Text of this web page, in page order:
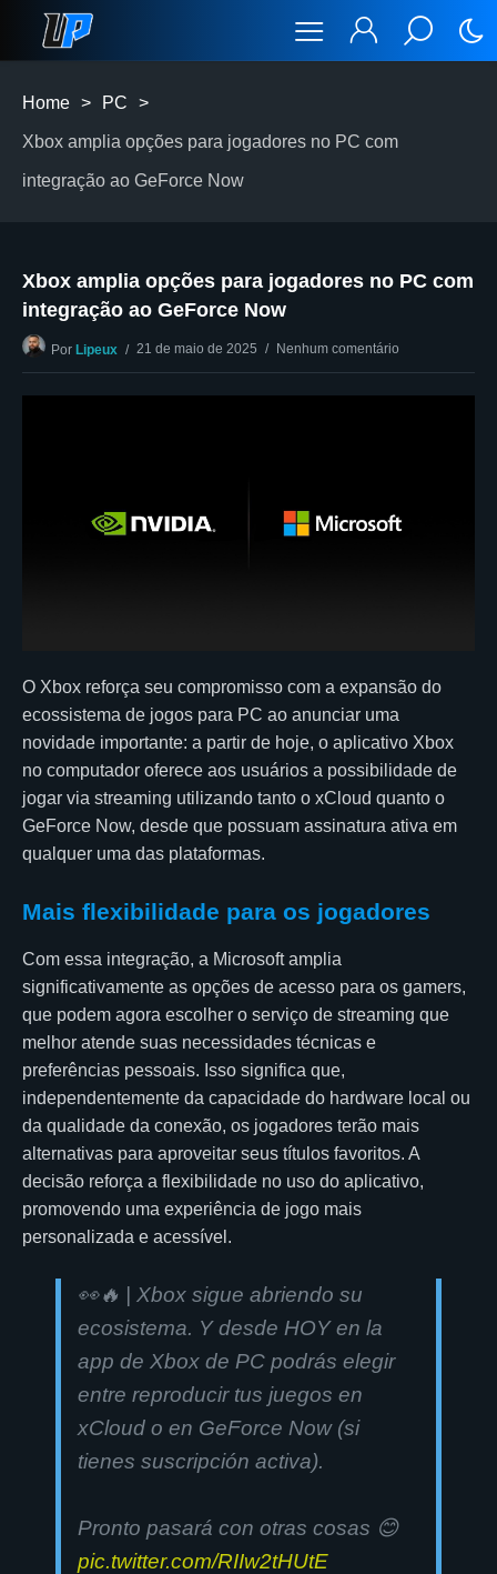
Home > PC >
Xbox amplia opções para jogadores no PC com
integração ao GeForce Now
Xbox amplia opções para jogadores no PC com
integração ao GeForce Now
Por Lipeux 21 de maio de 2025 Nenhum comentário
O Xbox reforça seu compromisso com a expansão do
ecossistema de jogos para PC ao anunciar uma
novidade importante: a partir de hoje, o aplicativo Xbox
no computador oferece aos usuários a possibilidade de
jogar via streaming utilizando tanto o xCloud quanto o
GeForce Now, desde que possuam assinatura ativa em
qualquer uma das plataformas.
Mais flexibilidade para os jogadores
Com essa integração, a Microsoft amplia
significativamente as opções de acesso para os gamers,
que podem agora escolher o serviço de streaming que
melhor atende suas necessidades técnicas e
preferências pessoais. Isso significa que,
independentemente da capacidade do hardware local ou
da qualidade da conexão, os jogadores terão mais
alternativas para aproveitar seus títulos favoritos. A
decisão reforça a flexibilidade no uso do aplicativo,
promovendo uma experiência de jogo mais
personalizada e acessível.
👀🔥 | Xbox sigue abriendo su
ecosistema. Y desde HOY en la
app de Xbox de PC podrás elegir
entre reproducir tus juegos en
xCloud o en GeForce Now (si
tienes suscripción activa).
Pronto pasará con otras cosas 😊
pic.twitter.com/RIIw2tHUtE